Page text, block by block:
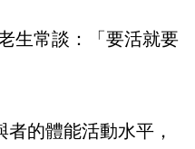
生常談：「要活就要
的體能活動水平，